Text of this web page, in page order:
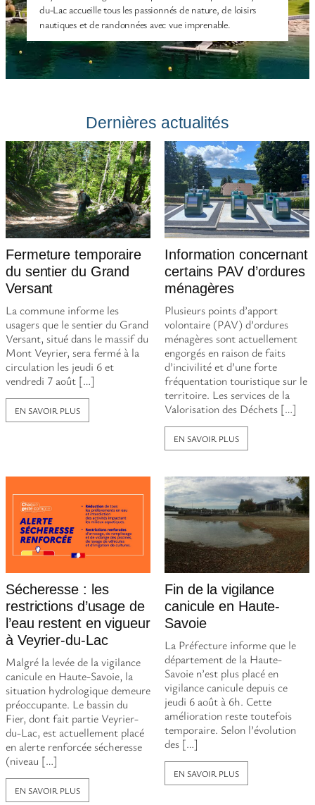
du-Lac accueille tous les passionnés de nature, de loisirs
nautiques et de randonnées avec vue imprenable.
Dernières actualités
Fermeture temporaire
du sentier du Grand
Versant
La commune informe les
usagers que le sentier du Grand
Versant, situé dans le massif du
Mont Veyrier, sera fermé à la
circulation les jeudi 6 et
vendredi 7 août […]
EN SAVOIR PLUS
Information concernant
certains PAV d’ordures
ménagères
Plusieurs points d’apport
volontaire (PAV) d’ordures
ménagères sont actuellement
engorgés en raison de faits
d’incivilité et d’une forte
fréquentation touristique sur le
territoire. Les services de la
Valorisation des Déchets […]
EN SAVOIR PLUS
Sécheresse : les
restrictions d’usage de
l’eau restent en vigueur
à Veyrier-du-Lac
Malgré la levée de la vigilance
canicule en Haute-Savoie, la
situation hydrologique demeure
préoccupante. Le bassin du
Fier, dont fait partie Veyrier-
du-Lac, est actuellement placé
en alerte renforcée sécheresse
(niveau […]
EN SAVOIR PLUS
Fin de la vigilance
canicule en Haute-
Savoie
La Préfecture informe que le
département de la Haute-
Savoie n’est plus placé en
vigilance canicule depuis ce
jeudi 6 août à 6h. Cette
amélioration reste toutefois
temporaire. Selon l’évolution
des […]
EN SAVOIR PLUS